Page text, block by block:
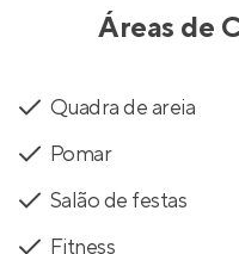
Áreas de
Quadra de areia
Pomar
Salão de festas
Fitness